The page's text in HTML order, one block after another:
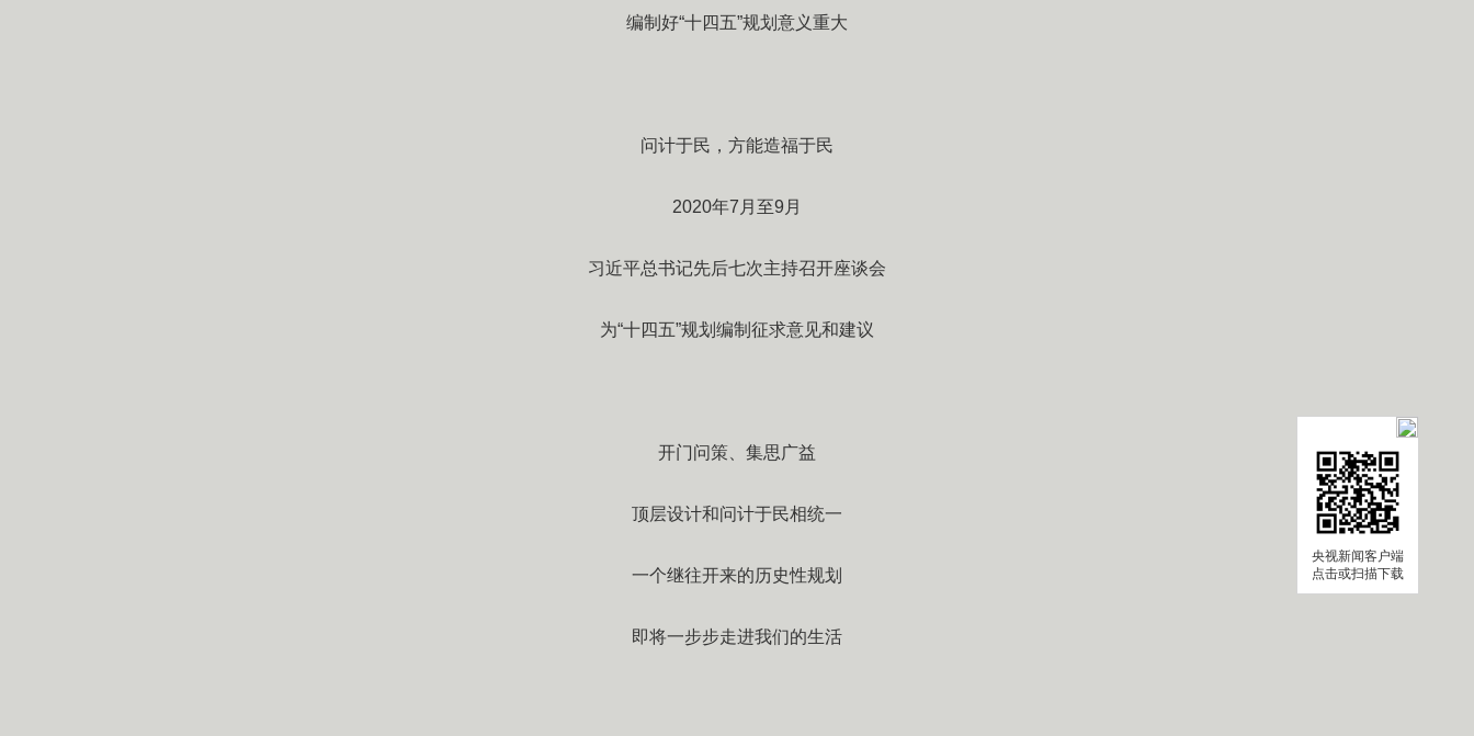
央视新闻客户端
点击或扫描下载
编制好“十四五”规划意义重大
问计于民，方能造福于民
2020年7月至9月
习近平总书记先后七次主持召开座谈会
为“十四五”规划编制征求意见和建议
开门问策、集思广益
顶层设计和问计于民相统一
一个继往开来的历史性规划
即将一步步走进我们的生活